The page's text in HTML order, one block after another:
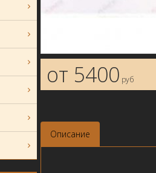
от 5400 руб
Описание